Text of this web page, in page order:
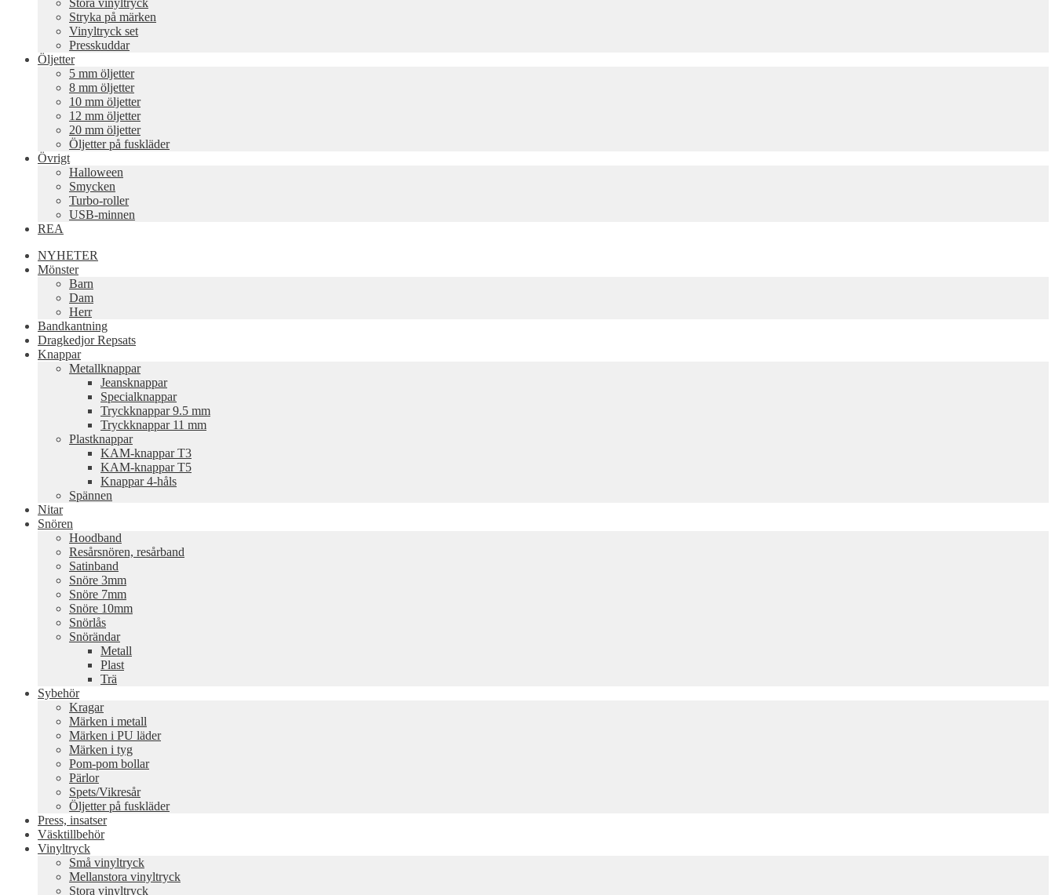
Stora vinyltryck
Stryka på märken
Vinyltryck set
Presskuddar
Öljetter
5 mm öljetter
8 mm öljetter
10 mm öljetter
12 mm öljetter
20 mm öljetter
Öljetter på fuskläder
Övrigt
Halloween
Smycken
Turbo-roller
USB-minnen
REA
NYHETER
Mönster
Barn
Dam
Herr
Bandkantning
Dragkedjor Repsats
Knappar
Metallknappar
Jeansknappar
Specialknappar
Tryckknappar 9.5 mm
Tryckknappar 11 mm
Plastknappar
KAM-knappar T3
KAM-knappar T5
Knappar 4-håls
Spännen
Nitar
Snören
Hoodband
Resårsnören, resårband
Satinband
Snöre 3mm
Snöre 7mm
Snöre 10mm
Snörlås
Snörändar
Metall
Plast
Trä
Sybehör
Kragar
Märken i metall
Märken i PU läder
Märken i tyg
Pom-pom bollar
Pärlor
Spets/Vikresår
Öljetter på fuskläder
Press, insatser
Väsktillbehör
Vinyltryck
Små vinyltryck
Mellanstora vinyltryck
Stora vinyltryck